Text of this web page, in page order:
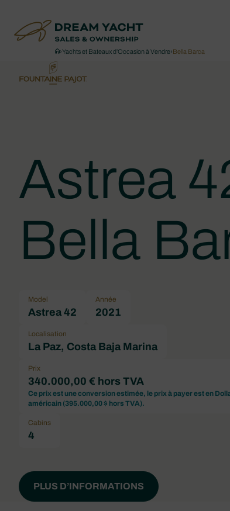
›Yachts et Bateaux d’Occasion à Vendre›Bella Barca
Astrea
Bella
Model
Astrea 42
Année
2021
Localisation
La Paz, Costa Baja Marina
Prix
340.000,00 € hors TVA
Ce prix est une conversion estimée, le prix à payer est en
américain (395.000,00 $ hors TVA).
Cabins
4
PLUS D’INFORMATIONS